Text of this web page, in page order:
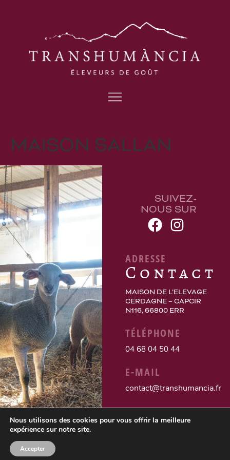
MAISON SALLAN
SUIVEZ-
NOUS SUR
ADRESSE
Contact
MAISON DE L’ELEVAGE
CERDAGNE – CAPCIR
N116, 66800 ERR
TÉLÉPHONE
04 68 04 50 44
E-MAIL
contact@transhumancia.fr
Nous utilisons des cookies pour vous offrir la meilleure
expérience sur notre site.
Accepter